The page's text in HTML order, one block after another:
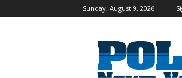
Sunday, August 9, 2026